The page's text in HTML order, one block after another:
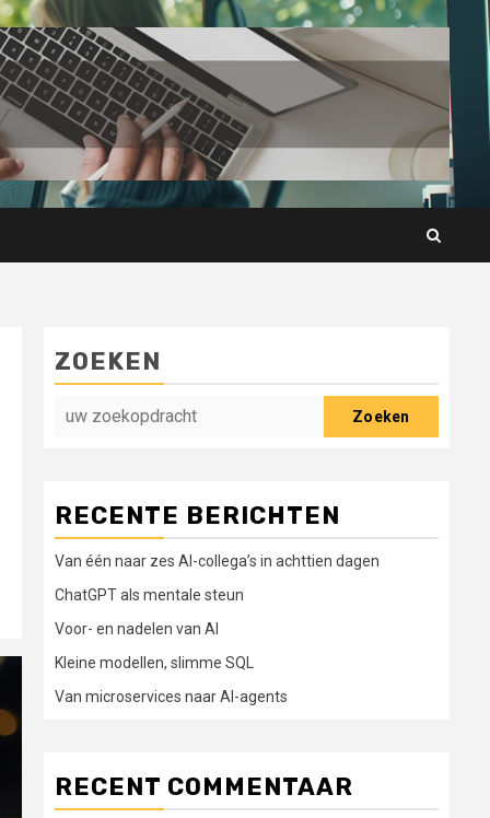
ZOEKEN
Zoeken
RECENTE BERICHTEN
Van één naar zes AI-collega’s in achttien dagen
ChatGPT als mentale steun
Voor- en nadelen van AI
Kleine modellen, slimme SQL
Van microservices naar AI-agents
RECENT COMMENTAAR